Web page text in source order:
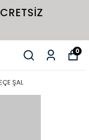
0
ŞAL